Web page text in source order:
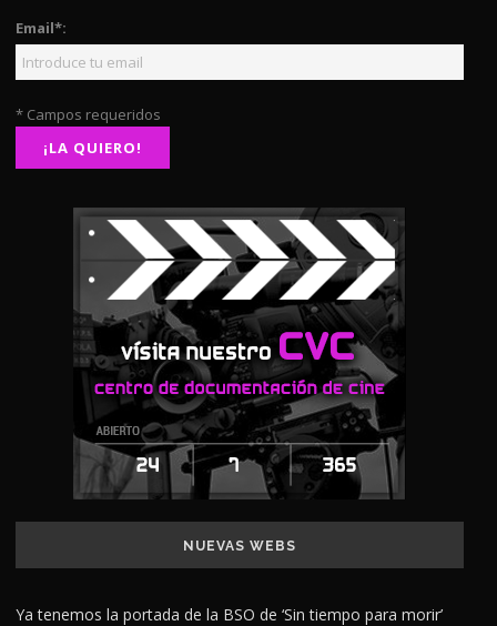
Email*:
* Campos requeridos
NUEVAS WEBS
Ya tenemos la portada de la BSO de ‘Sin tiempo para morir’